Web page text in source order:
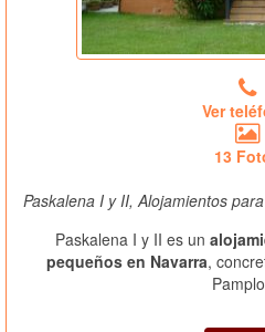
Ver
13
Paskalena I y II, Alojamientos
Paskalena I y II es un
pequeños en Navarra,